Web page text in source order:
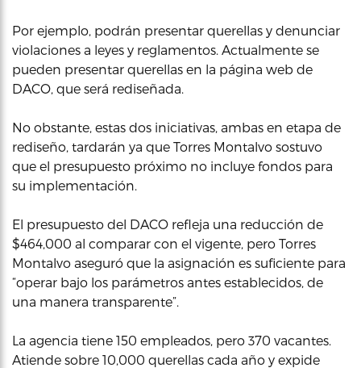
Por ejemplo, podrán presentar querellas y denunciar
violaciones a leyes y reglamentos. Actualmente se
pueden presentar querellas en la página web de
DACO, que será rediseñada.
No obstante, estas dos iniciativas, ambas en etapa de
rediseño, tardarán ya que Torres Montalvo sostuvo
que el presupuesto próximo no incluye fondos para
su implementación.
El presupuesto del DACO refleja una reducción de
$464,000 al comparar con el vigente, pero Torres
Montalvo aseguró que la asignación es suficiente para
“operar bajo los parámetros antes establecidos, de
una manera transparente”.
La agencia tiene 150 empleados, pero 370 vacantes.
Atiende sobre 10,000 querellas cada año y expide